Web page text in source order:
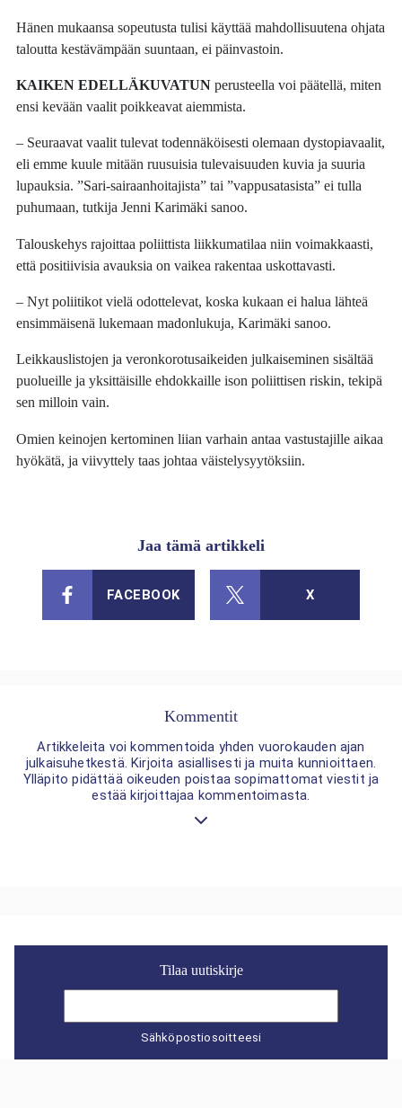
Hänen mukaansa sopeutusta tulisi käyttää mahdollisuutena ohjata
taloutta kestävämpään suuntaan, ei päinvastoin.
KAIKEN EDELLÄKUVATUN perusteella voi päätellä, miten
ensi kevään vaalit poikkeavat aiemmista.
– Seuraavat vaalit tulevat todennäköisesti olemaan dystopiavaalit,
eli emme kuule mitään ruusuisia tulevaisuuden kuvia ja suuria
lupauksia. ”Sari-sairaanhoitajista” tai ”vappusatasista” ei tulla
puhumaan, tutkija Jenni Karimäki sanoo.
Talouskehys rajoittaa poliittista liikkumatilaa niin voimakkaasti,
että positiivisia avauksia on vaikea rakentaa uskottavasti.
– Nyt poliitikot vielä odottelevat, koska kukaan ei halua lähteä
ensimmäisenä lukemaan madonlukuja, Karimäki sanoo.
Leikkauslistojen ja veronkorotusaikeiden julkaiseminen sisältää
puolueille ja yksittäisille ehdokkaille ison poliittisen riskin, tekipä
sen milloin vain.
Omien keinojen kertominen liian varhain antaa vastustajille aikaa
hyökätä, ja viivyttely taas johtaa väistelysyytöksiin.
Jaa tämä artikkeli
FACEBOOK X
Kommentit
Artikkeleita voi kommentoida yhden vuorokauden ajan
julkaisuhetkestä. Kirjoita asiallisesti ja muita kunnioittaen.
Ylläpito pidättää oikeuden poistaa sopimattomat viestit ja
estää kirjoittajaa kommentoimasta.
Tilaa uutiskirje
Sähköpostiosoitteesi